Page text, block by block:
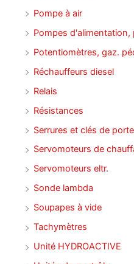
Pompe à air
Pompes
Potentiomètres, gaz.
Réchauffeurs diesel
Relais
Résistances
Serrures et clés de porte
Servomoteurs de
Servomoteurs eltr.
Sonde lambda
Soupapes à vide
Tachymètres
Unité HYDROACTIVE